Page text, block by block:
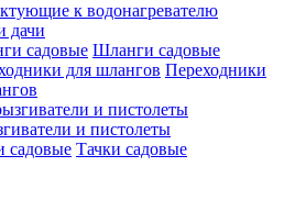
к водонагревателю
дачи
Шланги садовые
Переходники
и пистолеты
Тачки садовые